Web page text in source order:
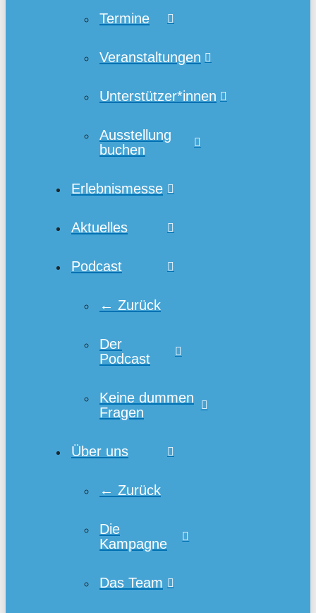
Termine
Veranstaltungen
Unterstützer*innen
Ausstellung
buchen
Erlebnismesse
Aktuelles
Podcast
← Zurück
Der
Podcast
Keine dummen
Fragen
Über uns
← Zurück
Die
Kampagne
Das Team